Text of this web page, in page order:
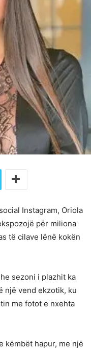
Instagram, Oriola
për miliona
të cilave lënë kokën
sezoni i plazhit ka
një vend ekzotik, ku
me fotot e nxehta
këmbët hapur, me një